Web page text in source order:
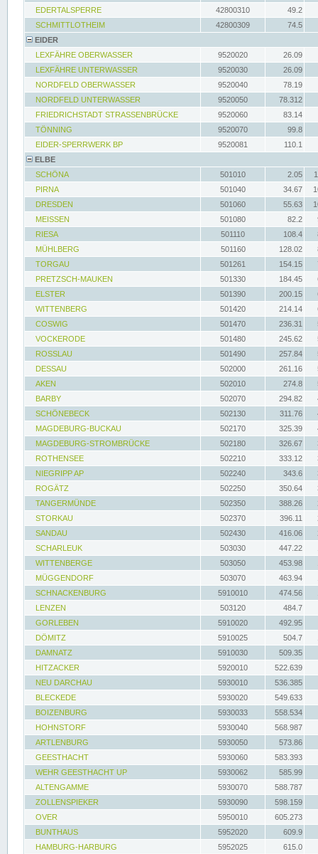
EDERTALSPERRE
42800310
49.2
SCHMITTLOTHEIM
42800309
74.5
EIDER
LEXFÄHRE OBERWASSER
9520020
26.09
LEXFÄHRE UNTERWASSER
9520030
26.09
NORDFELD OBERWASSER
9520040
78.19
NORDFELD UNTERWASSER
9520050
78.312
FRIEDRICHSTADT STRASSENBRÜCKE
9520060
83.14
TÖNNING
9520070
99.8
EIDER-SPERRWERK BP
9520081
110.1
ELBE
SCHÖNA
501010 2.05
PIRNA
501040 34.67
DRESDEN
501060 55.63
MEISSEN
501080 82.2
RIESA
501110 108.4
MÜHLBERG
501160 128.02
TORGAU
501261 154.15
PRETZSCH-MAUKEN
501330 184.45
ELSTER
501390 200.15
WITTENBERG
501420 214.14
COSWIG
501470 236.31
VOCKERODE
501480 245.62
ROSSLAU
501490 257.84
DESSAU
502000 261.16
AKEN
502010 274.8
BARBY
502070 294.82
SCHÖNEBECK
502130 311.76
MAGDEBURG-BUCKAU
502170 325.39
MAGDEBURG-STROMBRÜCKE
502180 326.67
ROTHENSEE
502210 333.12
NIEGRIPP AP
502240 343.6
ROGÄTZ
502250 350.64
TANGERMÜNDE
502350 388.26
STORKAU
502370 396.11
SANDAU
502430 416.06
SCHARLEUK
503030 447.22
WITTENBERGE
503050 453.98
MÜGGENDORF
503070 463.94
SCHNACKENBURG
5910010 474.56
LENZEN
503120
484.7
GORLEBEN
5910020
492.95
DÖMITZ
5910025 504.7
DAMNATZ
5910030
509.35
HITZACKER
5920010
522.639
NEU DARCHAU
5930010
536.385
BLECKEDE
5930020
549.633
BOIZENBURG
5930033
558.534
HOHNSTORF
5930040
568.987
ARTLENBURG
5930050
573.86
GEESTHACHT
5930060
583.393
WEHR GEESTHACHT UP
5930062
585.99
ALTENGAMME
5930070
588.787
ZOLLENSPIEKER
5930090
598.159
OVER
5950010
605.273
BUNTHAUS
5952020
609.9
HAMBURG-HARBURG
5952025
615.0